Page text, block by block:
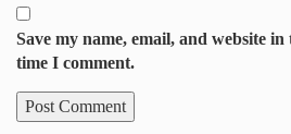
Save my name, email, and website
time I comment.